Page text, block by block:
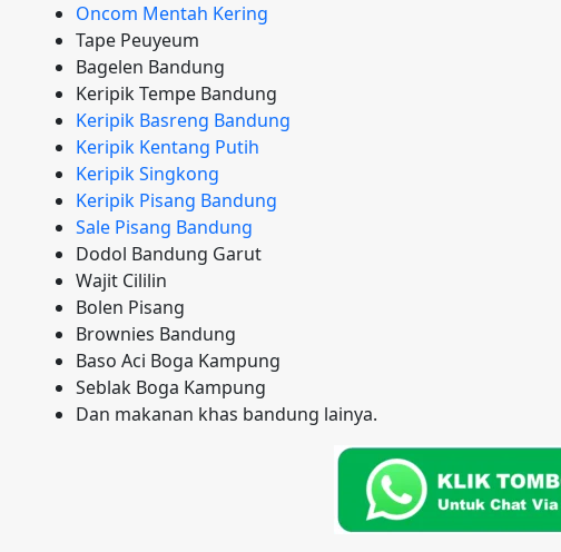
Oncom Mentah Kering
Tape Peuyeum
Bagelen Bandung
Keripik Tempe Bandung
Keripik Basreng Bandung
Keripik Kentang Putih
Keripik Singkong
Keripik Pisang Bandung
Sale Pisang Bandung
Dodol Bandung Garut
Wajit Cililin
Bolen Pisang
Brownies Bandung
Baso Aci Boga Kampung
Seblak Boga Kampung
Dan makanan khas bandung lainya.